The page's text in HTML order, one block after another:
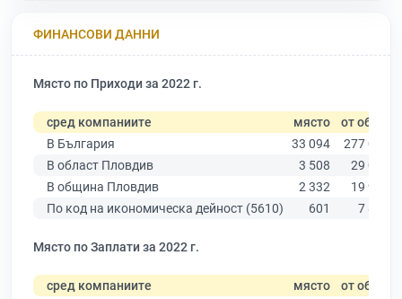
ФИНАНСОВИ ДАННИ
Място по Приходи за 2022 г.
сред компаниите място от общо
В България
33 094
277 019
В област Пловдив
3 508
29 067
В община Пловдив
2 332
19 939
По код на икономическа дейност (5610)
601 7 842
Място по Заплати за 2022 г.
сред компаниите място от общо